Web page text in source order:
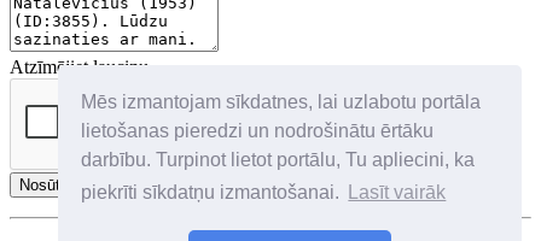
Mēs izmantojam sīkdatnes, lai uzlabotu portāla
lietošanas pieredzi un nodrošinātu ērtāku
darbību. Turpinot lietot portālu, Tu apliecini, ka
piekrīti sīkdatņu izmantošanai.
Lasīt vairāk
Atzīmējiet lauciņu
Nosūtīt